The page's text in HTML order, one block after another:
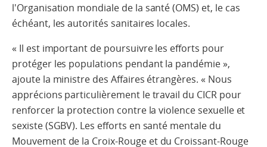
l'Organisation mondiale de la santé (OMS) et, le cas
échéant, les autorités sanitaires locales.
« Il est important de poursuivre les efforts pour
protéger les populations pendant la pandémie »,
ajoute la ministre des Affaires étrangères. « Nous
apprécions particulièrement le travail du CICR pour
renforcer la protection contre la violence sexuelle et
sexiste (SGBV). Les efforts en santé mentale du
Mouvement de la Croix-Rouge et du Croissant-Rouge